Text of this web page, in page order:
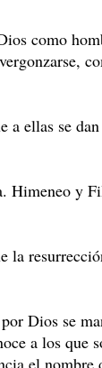
como
a ellas se
Himeneo y
la
Dios se
a los que
el nombre